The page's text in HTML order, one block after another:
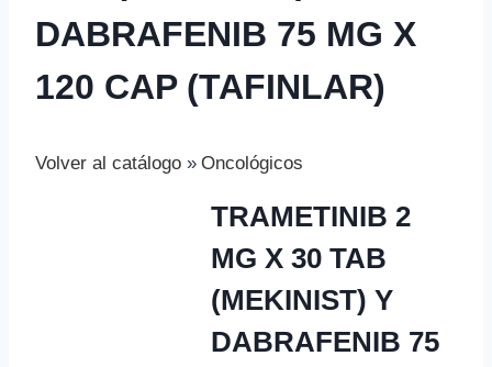
DABRAFENIB 75 MG X
120 CAP (TAFINLAR)
Volver al catálogo Oncológicos
TRAMETINIB 2
MG X 30 TAB
(MEKINIST) Y
DABRAFENIB 75